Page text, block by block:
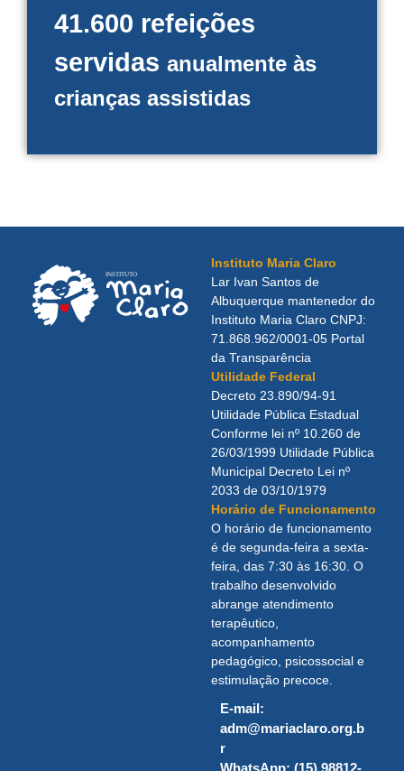
41.600 refeições
servidas anualmente às
crianças assistidas
Instituto Maria Claro
Lar Ivan Santos de
Albuquerque mantenedor do
Instituto Maria Claro CNPJ:
71.868.962/0001-05 Portal
da Transparência
Utilidade Federal
Decreto 23.890/94-91
Utilidade Pública Estadual
Conforme lei nº 10.260 de
26/03/1999 Utilidade Pública
Municipal Decreto Lei nº
2033 de 03/10/1979
Horário de Funcionamento
O horário de funcionamento
é de segunda-feira a sexta-
feira, das 7:30 às 16:30. O
trabalho desenvolvido
abrange atendimento
terapêutico,
acompanhamento
pedagógico, psicossocial e
estimulação precoce.
E-mail:
adm@mariaclaro.org.b
r